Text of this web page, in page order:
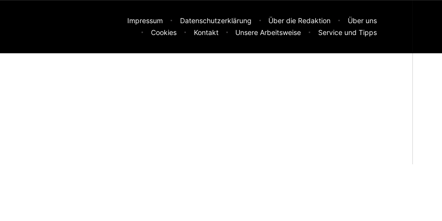
Impressum Datenschutzerklärung Über die Redaktion
Über uns
Cookies
Kontakt Unsere Arbeitsweise Service und Tipps